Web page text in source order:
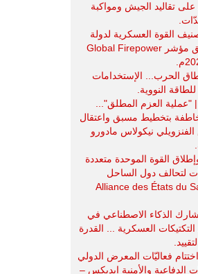
على تقاليد الجيش ومواكبة
القوة العسكرية لدولة
ليبيا وفق مؤشر Global Firepower
الحرب... الإستخدامات
للطاقة النووية.
| "عملية العزم المطلق"...
بتخطيط مسبق واعتقال
نيكولاس مادورو
القوة الموحدة متعددة
لتحالف دول الساحل
(Alliance des États du
الذكاء الاصطناعي في
العسكرية ... القدرة
فعاليّات المعرض الدولي
الدفاعية والأمنية ايديكس ‒